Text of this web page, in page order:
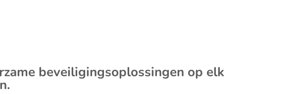
beveiligingsoplossingen op elk